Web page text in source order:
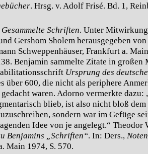
. Hrsg. v. Adolf Frisé. Bd. 1,
Gesammelte Schriften. Unter
Gershom Sholem herausgegeben
Schweppenhäuser, Frankfurt a.
Benjamin sammelte Zitate in großen
Ursprung des
über 600, die nicht als periphere
waren. Adorno vermerkte dazu:
blieb, ist also nicht bloß dem
sondern war im Gefüge
Idee von je angelegt.“ Theodor
Benjamins „Schriften“. In: Ders.,
Main 1974, S. 570.